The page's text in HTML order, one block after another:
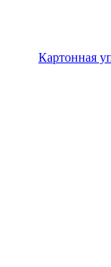
Картонная